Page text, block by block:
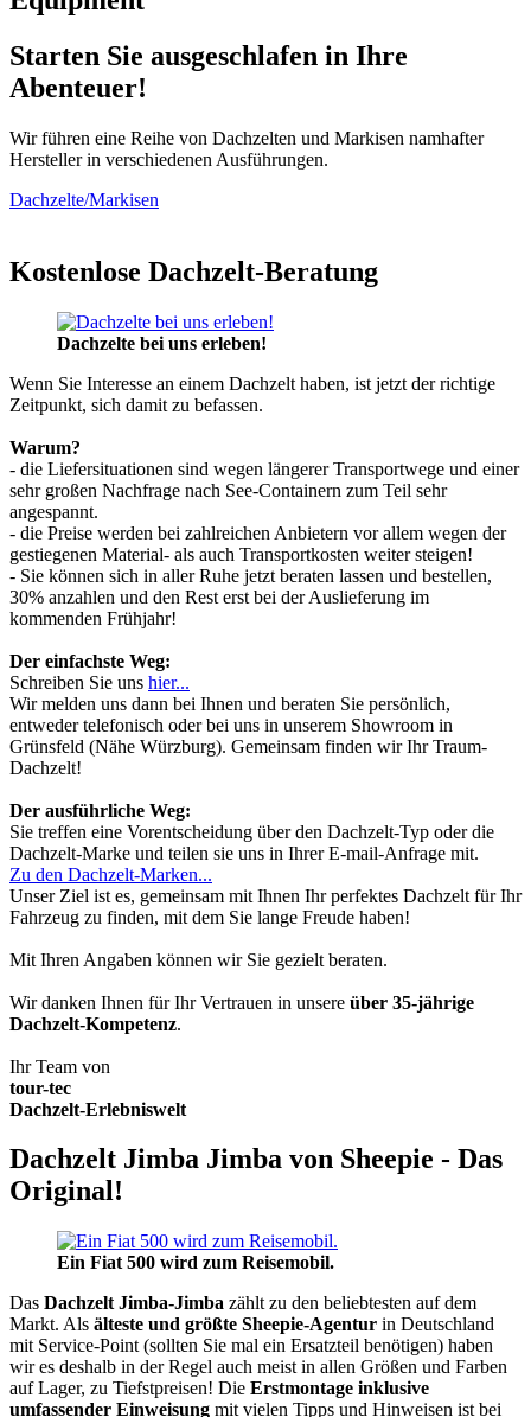
Starten Sie ausgeschlafen in Ihre
Abenteuer!
Wir führen eine Reihe von Dachzelten und Markisen namhafter
Hersteller in verschiedenen Ausführungen.
Dachzelte/Markisen
Kostenlose Dachzelt-Beratung
Dachzelte bei uns erleben!
Wenn Sie Interesse an einem Dachzelt haben, ist jetzt der richtige
Zeitpunkt, sich damit zu befassen.
Warum?
- die Liefersituationen sind wegen längerer Transportwege und einer
sehr großen Nachfrage nach See-Containern zum Teil sehr
angespannt.
- die Preise werden bei zahlreichen Anbietern vor allem wegen der
gestiegenen Material- als auch Transportkosten weiter steigen!
- Sie können sich in aller Ruhe jetzt beraten lassen und bestellen,
30% anzahlen und den Rest erst bei der Auslieferung im
kommenden Frühjahr!
Der einfachste Weg:
Schreiben Sie uns hier...
Wir melden uns dann bei Ihnen und beraten Sie persönlich,
entweder telefonisch oder bei uns in unserem Showroom in
Grünsfeld (Nähe Würzburg). Gemeinsam finden wir Ihr Traum-
Dachzelt!
Der ausführliche Weg:
Sie treffen eine Vorentscheidung über den Dachzelt-Typ oder die
Dachzelt-Marke und teilen sie uns in Ihrer E-mail-Anfrage mit.
Zu den Dachzelt-Marken...
Unser Ziel ist es, gemeinsam mit Ihnen Ihr perfektes Dachzelt für Ihr
Fahrzeug zu finden, mit dem Sie lange Freude haben!
Mit Ihren Angaben können wir Sie gezielt beraten.
Wir danken Ihnen für Ihr Vertrauen in unsere über 35-jährige
Dachzelt-Kompetenz.
Ihr Team von
tour-tec
Dachzelt-Erlebniswelt
Dachzelt Jimba Jimba von Sheepie - Das
Original!
Ein Fiat 500 wird zum Reisemobil.
Das Dachzelt Jimba-Jimba zählt zu den beliebtesten auf dem
Markt. Als älteste und größte Sheepie-Agentur in Deutschland
mit Service-Point (sollten Sie mal ein Ersatzteil benötigen) haben
wir es deshalb in der Regel auch meist in allen Größen und Farben
auf Lager, zu Tiefstpreisen! Die Erstmontage inklusive
umfassender Einweisung mit vielen Tipps und Hinweisen ist bei